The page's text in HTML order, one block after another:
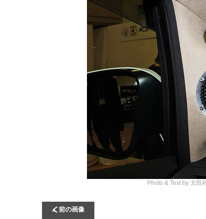
Photo & Text by 太田
前の画像